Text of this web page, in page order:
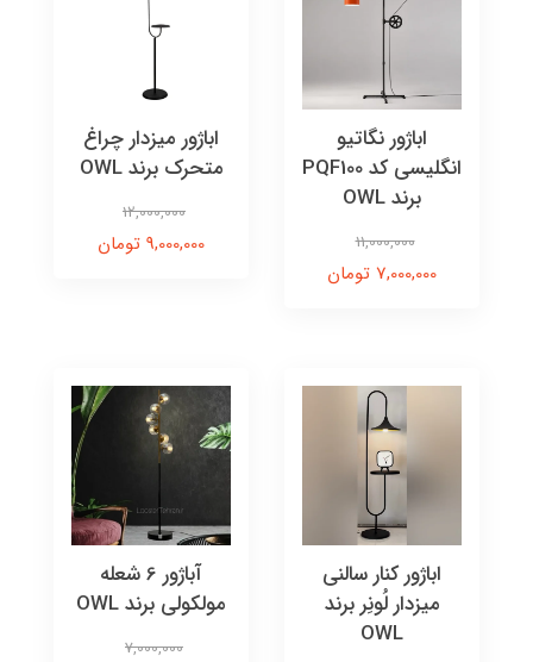
اباژور نگاتیو
انگلیسی کد PQF100
برند OWL
11,000,000
7,000,000 تومان
اباژور میزدار چراغ
متحرک برند OWL
12,000,000
9,000,000 تومان
اباژور کنار سالنی
میزدار لُونِر برند
OWL
آباژور 6 شعله
مولکولی برند OWL
7,000,000